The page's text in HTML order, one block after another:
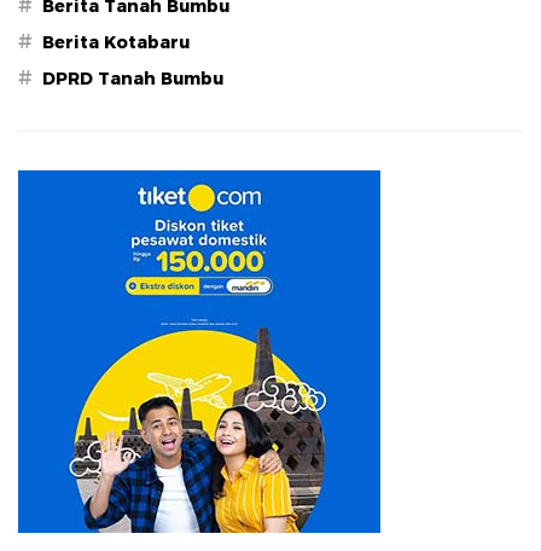
# Berita Tanah Bumbu
# Berita Kotabaru
# DPRD Tanah Bumbu